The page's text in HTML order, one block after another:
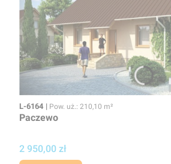
Kod
L-6164 Powierzchnia użytkowa
Pow. uż.: 210,10 m²
Paczewo
Cena
2 950,00 zł